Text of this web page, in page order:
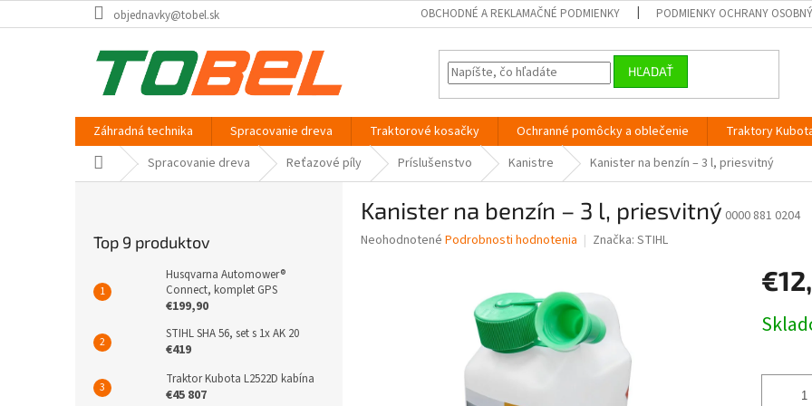
na
objednavky@tobel.sk OBCHODNÉ A REKLAMAČNÉ PODMIENKY PODMIENKY OCHRANY
HĽADAŤ
Záhradná technika Spracovanie dreva Traktorové kosačky Ochranné pomôcky a oblečenie Traktory
DomovSpracovanie dreva Reťazové píly Príslušenstvo Kanistre Kanister na benzín – 3 l, priesvitný
Top 9 produktov
Husqvarna Automower®
Connect, komplet GPS
€199,90
STIHL SHA 56, set s 1x AK 20
€419
Traktor Kubota L2522D kabína
€45 807
Kanister na benzín – 3 l, priesvitný 0000 881 0204
Priemerné
Neohodnotené Podrobnosti hodnotenia Značka: STIHL
cena: